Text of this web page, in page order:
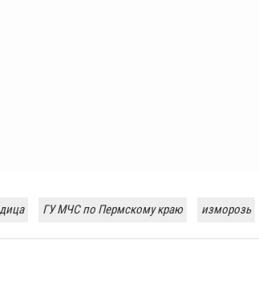
ГУ МЧС по Пермскому краю изморозь